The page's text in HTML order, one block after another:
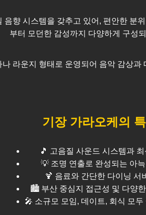
향 시스템을 갖추고 있어, 편안한 분
부터 모던한 감성까지 다양하게 구성
라운지 형태로 운영되어 음악 감상
기장가라오케의
🎵 고음질 사운드 시스템과 최
💡 조명 연출로 완성되는 아늑
🍹 음료와 간단한 다이닝 서
🏙️ 부산 중심지 접근성 및 다양
🎤 소규모 모임, 데이트, 회식 모두